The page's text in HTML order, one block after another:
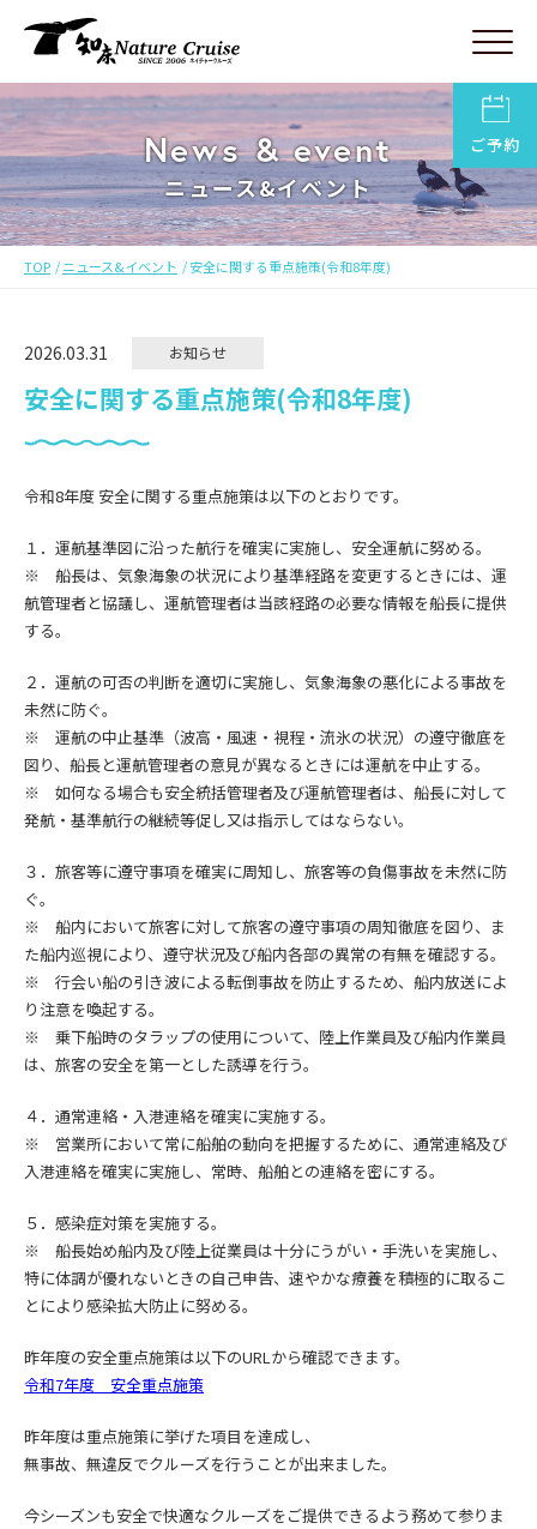
ご予約
News & event
ニュース&イベント
TOP ニュース&イベント 安全に関する重点施策(令和8年度)
2026.03.31 お知らせ
安全に関する重点施策(令和8年度)
令和8年度 安全に関する重点施策は以下のとおりです。
１．運航基準図に沿った航行を確実に実施し、安全運航に努める。
※ 船長は、気象海象の状況により基準経路を変更するときには、運
航管理者と協議し、運航管理者は当該経路の必要な情報を船長に提供
する。
２．運航の可否の判断を適切に実施し、気象海象の悪化による事故を
未然に防ぐ。
※ 運航の中止基準（波高・風速・視程・流氷の状況）の遵守徹底を
図り、船長と運航管理者の意見が異なるときには運航を中止する。
※ 如何なる場合も安全統括管理者及び運航管理者は、船長に対して
発航・基準航行の継続等促し又は指示してはならない。
３．旅客等に遵守事項を確実に周知し、旅客等の負傷事故を未然に防
ぐ。
※ 船内において旅客に対して旅客の遵守事項の周知徹底を図り、ま
た船内巡視により、遵守状況及び船内各部の異常の有無を確認する。
※ 行会い船の引き波による転倒事故を防止するため、船内放送によ
り注意を喚起する。
※ 乗下船時のタラップの使用について、陸上作業員及び船内作業員
は、旅客の安全を第一とした誘導を行う。
４．通常連絡・入港連絡を確実に実施する。
※ 営業所において常に船舶の動向を把握するために、通常連絡及び
入港連絡を確実に実施し、常時、船舶との連絡を密にする。
５．感染症対策を実施する。
※ 船長始め船内及び陸上従業員は十分にうがい・手洗いを実施し、
特に体調が優れないときの自己申告、速やかな療養を積極的に取るこ
とにより感染拡大防止に努める。
昨年度の安全重点施策は以下のURLから確認できます。
令和7年度 安全重点施策
昨年度は重点施策に挙げた項目を達成し、
無事故、無違反でクルーズを行うことが出来ました。
今シーズンも安全で快適なクルーズをご提供できるよう務めて参りま